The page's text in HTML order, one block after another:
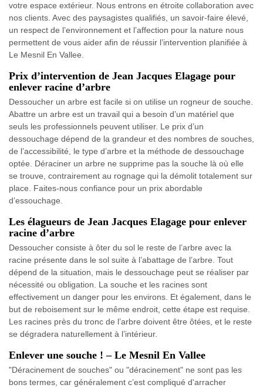
votre espace extérieur. Nous entrons en étroite collaboration avec
nos clients. Avec des paysagistes qualifiés, un savoir-faire élevé,
un respect de l’environnement et l’affection pour la nature nous
permettent de vous aider afin de réussir l’intervention planifiée à
Le Mesnil En Vallee.
Prix d’intervention de Jean Jacques Elagage pour
enlever racine d’arbre
Dessoucher un arbre est facile si on utilise un rogneur de souche.
Abattre un arbre est un travail qui a besoin d’un matériel que
seuls les professionnels peuvent utiliser. Le prix d’un
dessouchage dépend de la grandeur et des nombres de souches,
de l’accessibilité, le type d’arbre et la méthode de dessouchage
optée. Déraciner un arbre ne supprime pas la souche là où elle
se trouve, contrairement au rognage qui la démolit totalement sur
place. Faites-nous confiance pour un prix abordable
d’essouchage.
Les élagueurs de Jean Jacques Elagage pour enlever
racine d’arbre
Dessoucher consiste à ôter du sol le reste de l’arbre avec la
racine présente dans le sol suite à l’abattage de l’arbre. Tout
dépend de la situation, mais le dessouchage peut se réaliser par
nécessité ou obligation. La souche et les racines sont
effectivement un danger pour les environs. Et également, dans le
but de reboisement sur le même endroit, cette étape est requise.
Les racines près du tronc de l’arbre doivent être ôtées, et le reste
se dégradera naturellement à l’intérieur.
Enlever une souche ! – Le Mesnil En Vallee
"Déracinement de souches" ou "déracinement" ne sont pas les
bons termes, car généralement c’est compliqué d'arracher